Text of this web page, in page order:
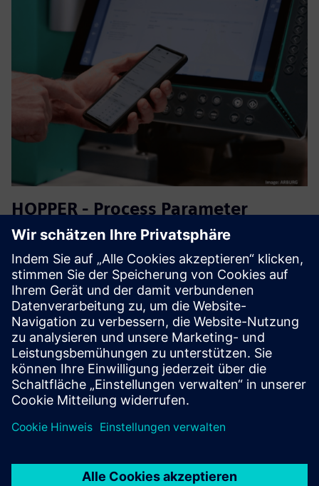
HOPPER - Process Parameter
Recommender - Onboarding
Package
Hopper Onboarding Package is a one-time fee for the initial
setup of the IT infrastructure as well as for the
configuration of the plus10 solution. The Onboarding
Package can be ordered only in combination with the
annual subscr...
Mehr erfahren